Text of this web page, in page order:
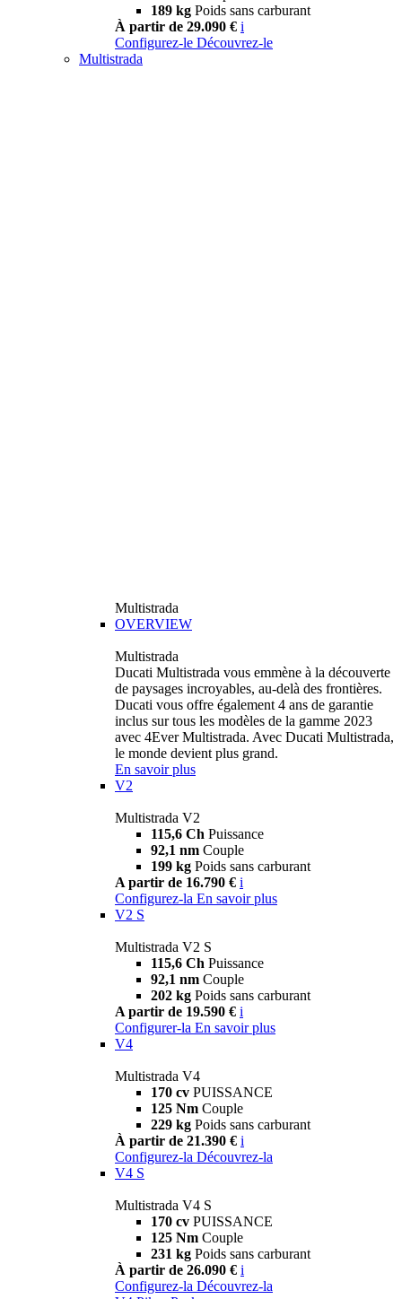
189 kg Poids sans carburant
À partir de 29.090 € i
Configurez-le Découvrez-le
Multistrada
Multistrada
OVERVIEW
Multistrada
Ducati Multistrada vous emmène à la découverte
de paysages incroyables, au-delà des frontières.
Ducati vous offre également 4 ans de garantie
inclus sur tous les modèles de la gamme 2023
avec 4Ever Multistrada. Avec Ducati Multistrada,
le monde devient plus grand.
En savoir plus
V2
Multistrada V2
115,6 Ch Puissance
92,1 nm Couple
199 kg Poids sans carburant
A partir de 16.790 € i
Configurez-la En savoir plus
V2 S
Multistrada V2 S
115,6 Ch Puissance
92,1 nm Couple
202 kg Poids sans carburant
A partir de 19.590 € i
Configurer-la En savoir plus
V4
Multistrada V4
170 cv PUISSANCE
125 Nm Couple
229 kg Poids sans carburant
À partir de 21.390 € i
Configurez-la Découvrez-la
V4 S
Multistrada V4 S
170 cv PUISSANCE
125 Nm Couple
231 kg Poids sans carburant
À partir de 26.090 € i
Configurez-la Découvrez-la